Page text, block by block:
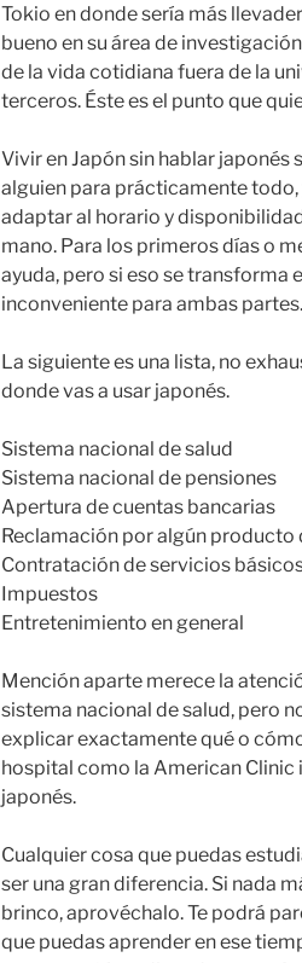
Tokio en donde sería más
bueno en su área de
de la vida cotidiana fuera de la
terceros. Éste es el punto que
Vivir en Japón sin hablar japonés
alguien para prácticamente todo,
adaptar al horario y
mano. Para los primeros días o
ayuda, pero si eso se transforma
inconveniente para ambas partes.
La siguiente es una lista, no
donde vas a usar japonés.
Sistema nacional de salud
Sistema nacional de pensiones
Apertura de cuentas bancarias
Reclamación por algún producto
Contratación de servicios
Impuestos
Entretenimiento en general
Mención aparte merece la
sistema nacional de salud, pero
explicar exactamente qué o
hospital como la American Clinic
japonés.
Cualquier cosa que puedas
ser una gran diferencia. Si nada
brinco, aprovéchalo. Te podrá
que puedas aprender en ese